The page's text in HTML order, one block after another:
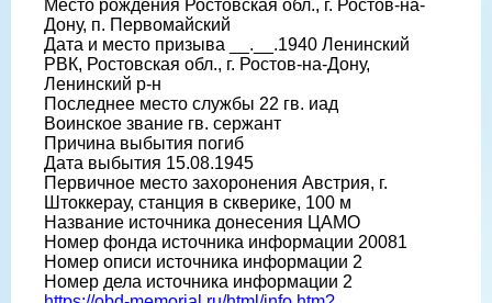
Место рождения Ростовская обл., г. Ростов-на-
Дону, п. Первомайский
Дата и место призыва __.__.1940 Ленинский
РВК, Ростовская обл., г. Ростов-на-Дону,
Ленинский р-н
Последнее место службы 22 гв. иад
Воинское звание гв. сержант
Причина выбытия погиб
Дата выбытия 15.08.1945
Первичное место захоронения Австрия, г.
Штоккерау, станция в скверике, 100 м
Название источника донесения ЦАМО
Номер фонда источника информации 20081
Номер описи источника информации 2
Номер дела источника информации 2